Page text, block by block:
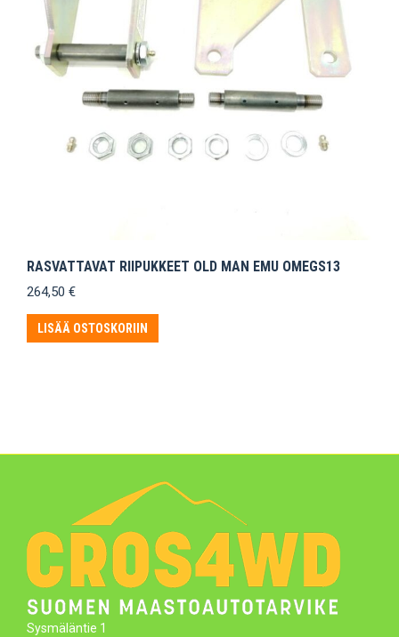
RASVATTAVAT RIIPUKKEET OLD MAN EMU OMEGS13
264,50 €
LISÄÄ OSTOSKORIIN
Sysmäläntie 1